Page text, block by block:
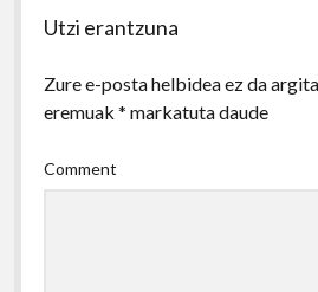
Utzi erantzuna
Zure e-posta helbidea ez da
eremuak * markatuta daude
Comment